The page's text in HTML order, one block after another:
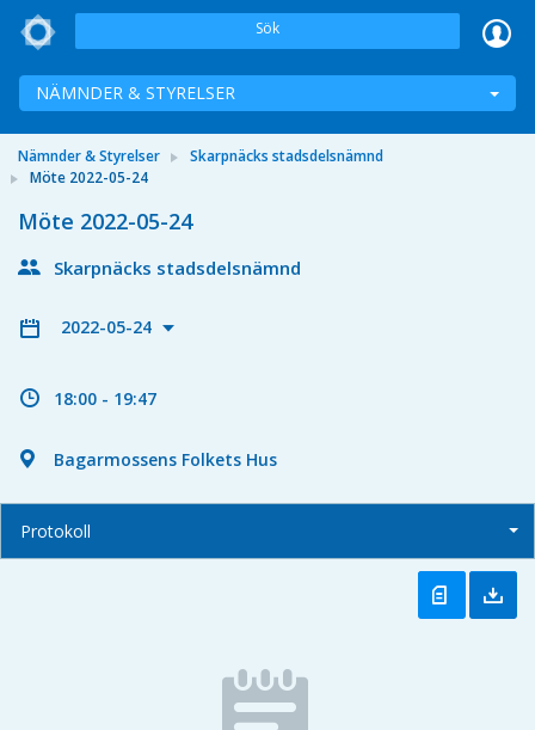
Sök
NÄMNDER & STYRELSER
Nämnder & Styrelser
Skarpnäcks stadsdelsnämnd
Möte 2022-05-24
Möte 2022-05-24
Skarpnäcks stadsdelsnämnd
2022-05-24
18:00 - 19:47
Bagarmossens Folkets Hus
Protokoll